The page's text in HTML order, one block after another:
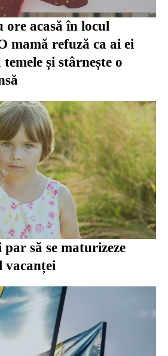
ore acasă în locul
mamă refuză ca ai ei
și stârnește o
să se maturizeze
vacanței